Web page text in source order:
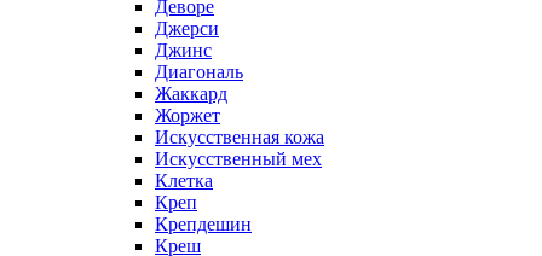
Деворе
Джерси
Джинс
Диагональ
Жаккард
Жоржет
Искусственная кожа
Искусственный мех
Клетка
Креп
Крепдешин
Креш